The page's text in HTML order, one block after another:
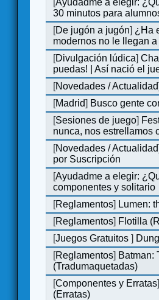
[Ayudadme a elegir:
30 minutos para
[De jugón a jugón] ¿Ha
modernos no le llegan
[Divulgación lúdica]
puedas! | Así nació el
[Novedades / Actualidad]
[Madrid] Busco gente
[Sesiones de juego]
nunca, nos estrellamos
[Novedades / Actualidad]
por Suscripción
[Ayudadme a elegir:
componentes y solitario
[Reglamentos] Lumen:
[Reglamentos] Flotilla
[Juegos Gratuitos]
[Reglamentos] Batman:
(Tradumaquetadas)
[Componentes y Erratas]
(Erratas)